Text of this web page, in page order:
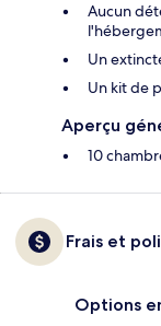
Aucun
Un
Un kit de
Aperçu
10
Frais et
Options